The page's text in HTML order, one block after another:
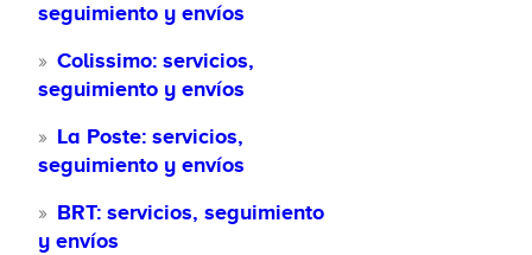
seguimiento y envíos
Colissimo: servicios,
seguimiento y envíos
La Poste: servicios,
seguimiento y envíos
BRT: servicios, seguimiento
y envíos